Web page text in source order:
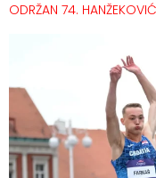
ODRŽAN 74.